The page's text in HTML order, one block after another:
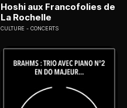
Hoshi aux Francofolies de
La Rochelle
CULTURE CONCERTS